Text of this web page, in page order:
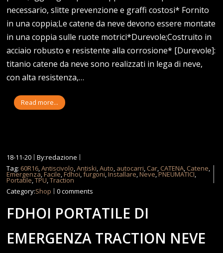
necessario, slitte prevenzione e graffi costosi* Fornito
in una coppia;Le catene da neve devono essere montate
in una coppia sulle ruote motrici*Durevole;Costruito in
acciaio robusto e resistente alla corrosione* [Durevole]:
titanio catene da neve sono realizzati in lega di neve,
con alta resistenza,…
Read more...
18-11-20
By:redazione
Tag: 60R16,Antiscivolo,Antiski,Auto, autocarri, Car, CATENA, Catene,
Emergenza,Facile,Fdhoi,furgoni,Installare,Neve,PNEUMATICI,
Portatile,TPU,Traction
Category:Shop 0 comments
FDHOI PORTATILE DI
EMERGENZA TRACTION NEVE